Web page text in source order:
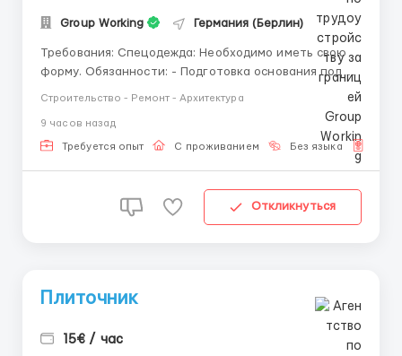
Group Working Германия (Берлин)
Требования: Спецодежда: Необходимо иметь свою
форму. Обязанности: - Подготовка основания под
выравнивание уровней; - Укладка брусчатки,
тротуарной плитки, клинкера по заданной схеме; -
Строительство - Ремонт - Архитектура
9 часов назад
Требуется опыт С проживанием Без языка
Откликнуться
Плиточник
15€ / час